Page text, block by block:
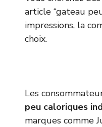
article “gateau
impressions, la
choix.
Les
peu caloriques
marques comme